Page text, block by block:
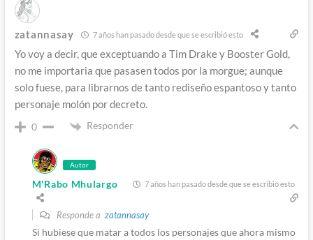
zatannasay 7 años han pasado desde que se escribió esto
Yo voy a decir, que exceptuando a Tim Drake y Booster Gold,
no me importaria que pasasen todos por la morgue; aunque
solo fuese, para librarnos de tanto rediseño espantoso y tanto
personaje molón por decreto.
0 Responder
Autor
M'Rabo Mhulargo 7 años han pasado desde que se escribió esto
Responde a zatannasay
Si hubiese que matar a todos los personajes que ahora mismo